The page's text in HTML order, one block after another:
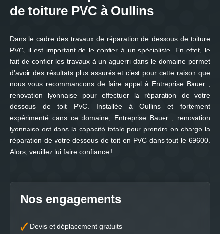
de toiture PVC à Oullins
Dans le cadre des travaux de réparation de dessous de toiture
PVC, il est important de le confier à un spécialiste. En effet, le
fait de confier les travaux à un aguerri dans le domaine permet
d’avoir des résultats plus assurés et c’est pour cette raison que
nous vous recommandons de faire appel à Entreprise Bauer ,
renovation lyonnaise pour effectuer la réparation de votre
dessous de toit PVC. Installée à Oullins et fortement
expérimenté dans ce domaine, Entreprise Bauer , renovation
lyonnaise est dans la capacité totale pour prendre en charge la
réparation de votre dessous de toit en PVC dans tout le 69600.
Alors, veuillez lui faire confiance !
Nos engagements
Devis et déplacement gratuits